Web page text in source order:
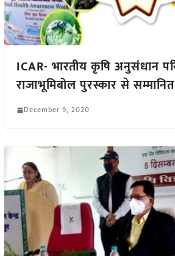
ICAR- भारतीय कृषि अनुसंधान
राजाभूमिबोल पुरस्कार से सम्मानित
December 9, 2020